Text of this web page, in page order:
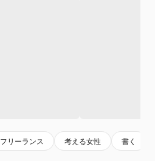
フリーランス 考える女性 書く